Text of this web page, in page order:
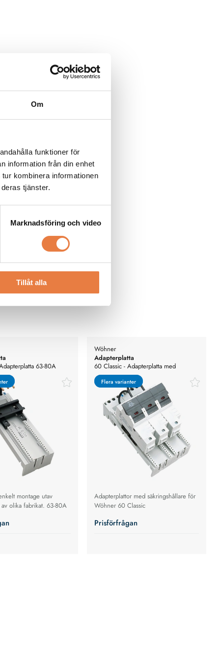
Om
funktioner för
information från din enhet
kombinera informationen
tjänster.
Marknadsföring och video
Tillåt alla
63-80A
montage utav
olika fabrikat. 63-80A
Flera varianter
Flera varianter
Wöhner
Adapterplatta
60 Classic - Adapterplatta med
säkringshållare
Adapterplattor med säkringshållare för
Wöhner 60 Classic
Prisförfrågan